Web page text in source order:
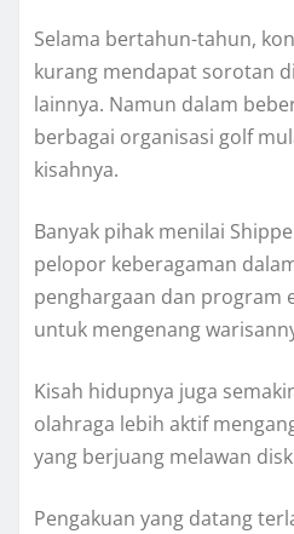
Selama bertahun-tahun,
kurang mendapat sorotan
lainnya. Namun dalam
berbagai organisasi golf
kisahnya.
Banyak pihak menilai
pelopor keberagaman
penghargaan dan program
untuk mengenang
Kisah hidupnya juga
olahraga lebih aktif
yang berjuang melawan
Pengakuan yang datang